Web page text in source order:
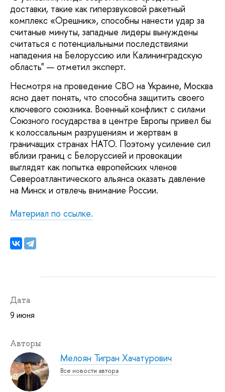
доставки, такие как гиперзвуковой ракетный
комплекс «Орешник», способны нанести удар за
считаные минуты, западные лидеры вынуждены
считаться с потенциальными последствиями
нападения на Белоруссию или Калининградскую
область" — отметил эксперт.
Несмотря на проведение СВО на Украине, Москва
ясно дает понять, что способна защитить своего
ключевого союзника. Военный конфликт с силами
Союзного государства в центре Европы привел бы
к колоссальным разрушениям и жертвам в
граничащих странах НАТО. Поэтому усиление сил
вблизи границ с Белоруссией и провокации
выглядят как попытка европейских членов
Североатлантического альянса оказать давление
на Минск и отвлечь внимание России.
Материал по ссылке.
Дата
9 июня
Авторы
Мелоян Тигран Хачатурович
Все новости автора